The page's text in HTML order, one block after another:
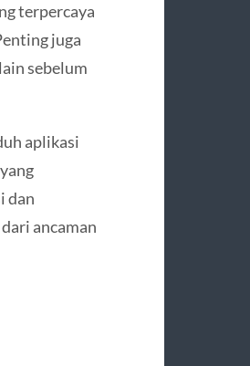
terpercaya
juga
sebelum
aplikasi
dan
ancaman